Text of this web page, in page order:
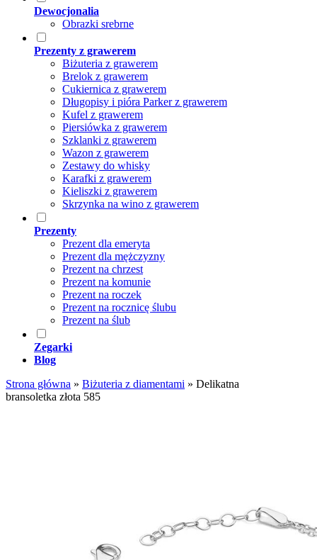
Dewocjonalia
Obrazki srebrne
Prezenty z grawerem
Biżuteria z grawerem
Brelok z grawerem
Cukiernica z grawerem
Długopisy i pióra Parker z grawerem
Kufel z grawerem
Piersiówka z grawerem
Szklanki z grawerem
Wazon z grawerem
Zestawy do whisky
Karafki z grawerem
Kieliszki z grawerem
Skrzynka na wino z grawerem
Prezenty
Prezent dla emeryta
Prezent dla mężczyzny
Prezent na chrzest
Prezent na komunie
Prezent na roczek
Prezent na rocznicę ślubu
Prezent na ślub
Zegarki
Blog
Strona główna » Biżuteria z diamentami » Delikatna
bransoletka złota 585